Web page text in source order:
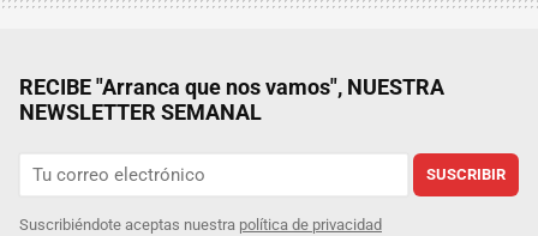
RECIBE "Arranca que nos vamos", NUESTRA
NEWSLETTER SEMANAL
SUSCRIBIR
Suscribiéndote aceptas nuestra política de privacidad